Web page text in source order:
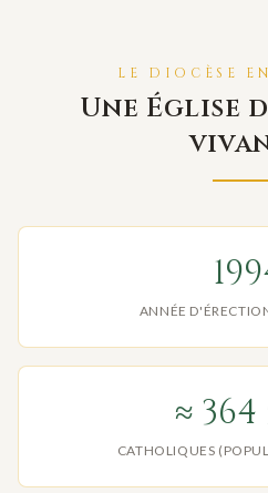
LE DIOCÈSE
Une Église
ANNÉE
≈ 364
CATHOLIQUES